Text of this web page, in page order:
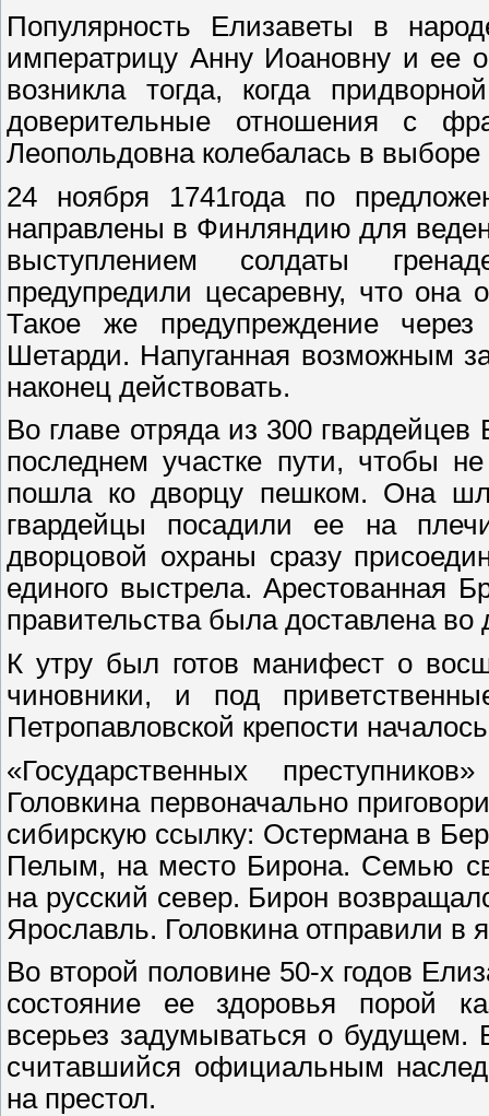
Популярность Елизаветы в
императрицу Анну Иоановну и ее
возникла тогда, когда
доверительные отношения с
Леопольдовна колебалась в
24 ноября 1741года по
направлены в Финляндию для
выступлением солдаты
предупредили цесаревну, что она
Такое же предупреждение
Шетарди. Напуганная возможным
наконец действовать.
Во главе отряда из 300
последнем участке пути, чтобы
пошла ко дворцу пешком. Она
гвардейцы посадили ее на
дворцовой охраны сразу
единого выстрела. Арестованная
правительства была доставлена
К утру был готов манифест о
чиновники, и под
Петропавловской крепости
«Государственных
Головкина первоначально
сибирскую ссылку: Остермана в
Пелым, на место Бирона. Семью
на русский север. Бирон
Ярославль. Головкина отправили в
Во второй половине 50-х годов
состояние ее здоровья порой
всерьез задумываться о будущем.
считавшийся официальным
на престол.